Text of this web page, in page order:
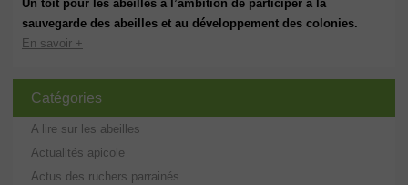
Un toit pour les abeilles a l’ambition de participer à la
sauvegarde des abeilles et au développement des colonies.
En savoir +
Catégories
A lire sur les abeilles
Actualités apicole
Actus des ruchers parrainés